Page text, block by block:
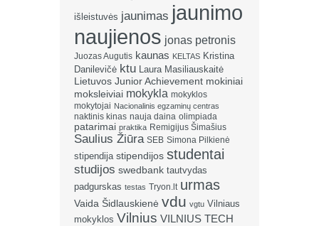
išleistuvės jaunimas jaunimo
naujienos jonas petronis
Juozas Augutis kaunas KELTAS Kristina
Danilevičė ktu
Laura Masiliauskaitė
Lietuvos Junior Achievement mokiniai
moksleiviai mokykla mokyklos
mokytojai Nacionalinis egzaminų centras
naktinis kinas nauja daina olimpiada
patarimai praktika Remigijus Šimašius
Saulius Žiūra SEB Simona Pilkienė
stipendija stipendijos studentai
studijos swedbank tautvydas
padgurskas testas Tryon.lt urmas
Vaida Šidlauskienė vdu vgtu Vilniaus
mokyklos Vilnius VILNIUS TECH